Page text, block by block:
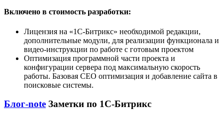
Включено в стоимость разработки:
Лицензия на 1С-Битрикс
необходимой редакции,
дополнительные модули, для реализации функционала и
видео-инструкции по работе с готовым проектом
Оптимизация программной части проекта и
конфигурации сервера под максимальную скорость
работы. Базовая СЕО оптимизация и добавление сайта в
поисковые системы.
Блог-note Заметки по 1С-Битрикс